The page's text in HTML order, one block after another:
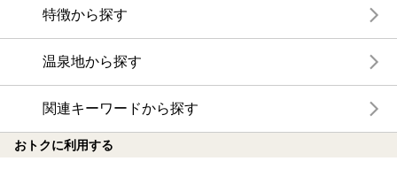
特徴から探す
温泉地から探す
関連キーワードから探す
おトクに利用する